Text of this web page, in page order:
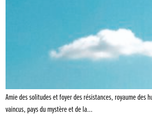
Amie des solitudes et foyer des résistances, royaume des
vaincus, pays du mystère et de la…